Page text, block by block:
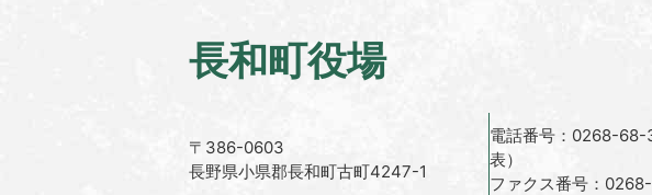
長和町役場
〒386-0603
長野県小県郡長和町古町4247-1
電話番号：0268-68-
表）
ファクス番号：